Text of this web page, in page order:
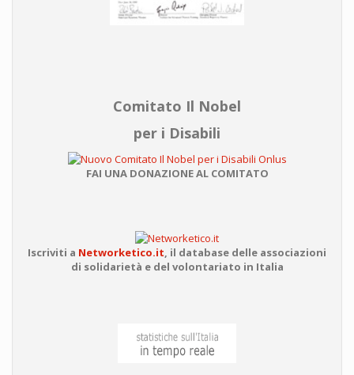
Comitato Il Nobel
per i Disabili
FAI UNA DONAZIONE AL COMITATO
Iscriviti a Networketico.it, il database delle associazioni
di solidarietà e del volontariato in Italia